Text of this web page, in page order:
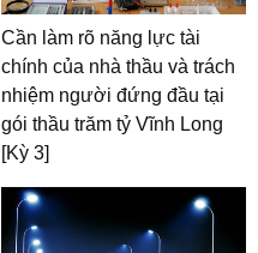
Cần làm rõ năng lực tài
chính của nhà thầu và trách
nhiệm người đứng đầu tại
gói thầu trăm tỷ Vĩnh Long
[Kỳ 3]